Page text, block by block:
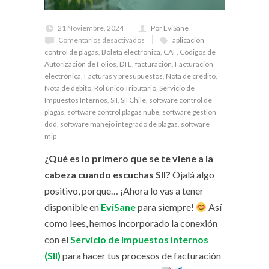
21 Noviembre, 2024
Por EviSane
Comentarios desactivados
aplicación
control de plagas, Boleta electrónica, CAF, Códigos de
Autorización de Folios, DTE, facturación, Facturación
electrónica, Facturas y presupuestos, Nota de crédito,
Nota de débito, Rol único Tributario, Servicio de
Impuestos Internos, SII, SII Chile, software control de
plagas, software control plagas nube, software gestion
ddd, software manejo integrado de plagas, software
mip
¿Qué es lo primero que se te viene a la
cabeza cuando escuchas SII? Ojalá algo
positivo, porque… ¡Ahora lo vas a tener
disponible en EviSanepara siempre!
Así
como lees, hemos incorporado la conexión
con elServicio de Impuestos Internos
(SII) para hacer tus procesos de facturación